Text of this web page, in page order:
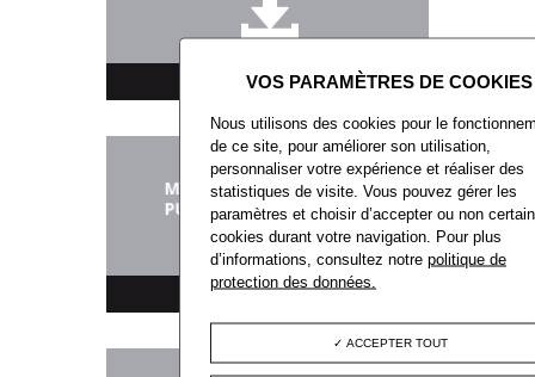
TÉLÉCHARGEMENT
MARCHÉS PUBLICS
Nous utilisons des cookies pour le
de ce site, pour améliorer son utilisation,
personnaliser votre expérience et réaliser des
statistiques de visite. Vous pouvez gérer les
paramètres et choisir d’accepter ou non
cookies durant votre navigation. Pour plus
d’informations, consultez notrepolitique de
protection des données.
ACCEPTER TOUT